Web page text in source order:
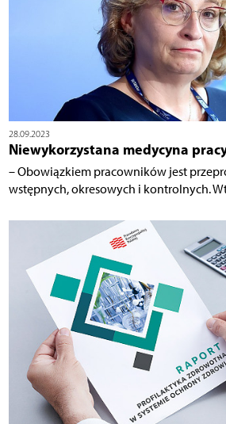
28.09.2023
Niewykorzystana medycyna
– Obowiązkiem pracowników jest
wstępnych, okresowych i kontrolnych.